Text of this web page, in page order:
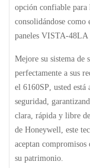
opción confiable para
consolidándose como
paneles VISTA-48LA
Mejore su sistema de
perfectamente a sus
el 6160SP , usted
seguridad,
clara, rápida y libre
de Honeywell, este
aceptan
su patrimonio.